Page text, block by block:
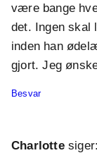
være bange
det. Ingen skal
inden han
gjort. Jeg
Besvar
Charlotte siger: